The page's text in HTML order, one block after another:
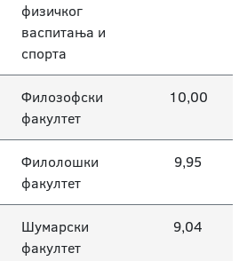
физичког
васпитања и
спорта
Филозофски
факултет
10,00
Филолошки
факултет
9,95
Шумарски
факултет
9,04